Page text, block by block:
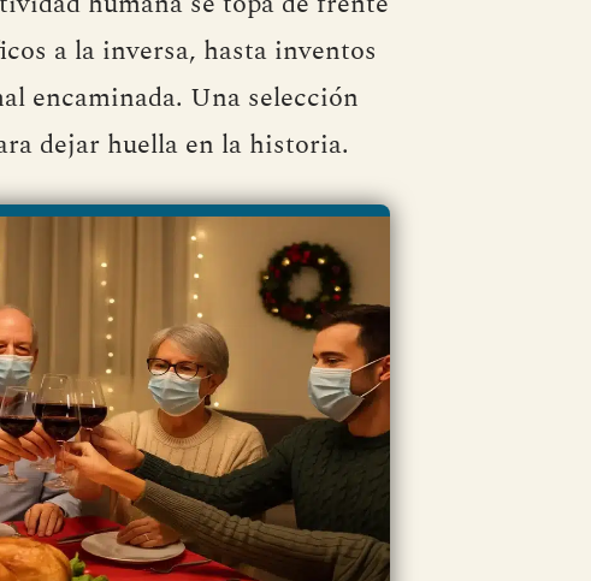
a la inversa, hasta inventos
encaminada. Una selección
dejar huella en la historia.